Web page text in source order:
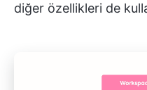
diğer özellikleri de